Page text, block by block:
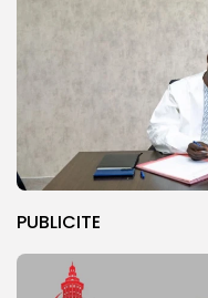
PUBLICITE